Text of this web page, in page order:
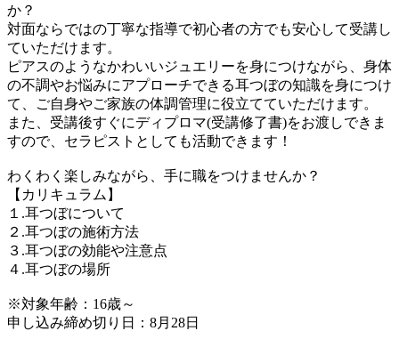
か？
対面ならではの丁寧な指導で初心者の方でも安心して受講し
ていただけます。
ピアスのようなかわいいジュエリーを身につけながら、身体
の不調やお悩みにアプローチできる耳つぼの知識を身につけ
て、ご自身やご家族の体調管理に役立てていただけます。
また、受講後すぐにディプロマ(受講修了書)をお渡しできま
すので、セラピストとしても活動できます！
わくわく楽しみながら、手に職をつけませんか？
【カリキュラム】
１.耳つぼについて
２.耳つぼの施術方法
３.耳つぼの効能や注意点
４.耳つぼの場所
※対象年齢：16歳～
申し込み締め切り日：8月28日